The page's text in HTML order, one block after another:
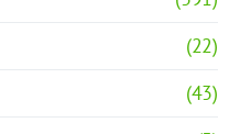
(22)
(43)